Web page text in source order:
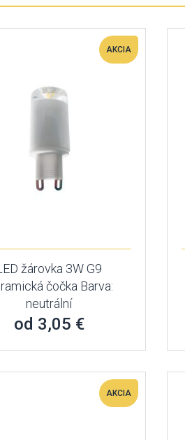
AKCIA
žárovka 3W G9
čočka Barva:
neutrální
od 3,05 €
AKCIA